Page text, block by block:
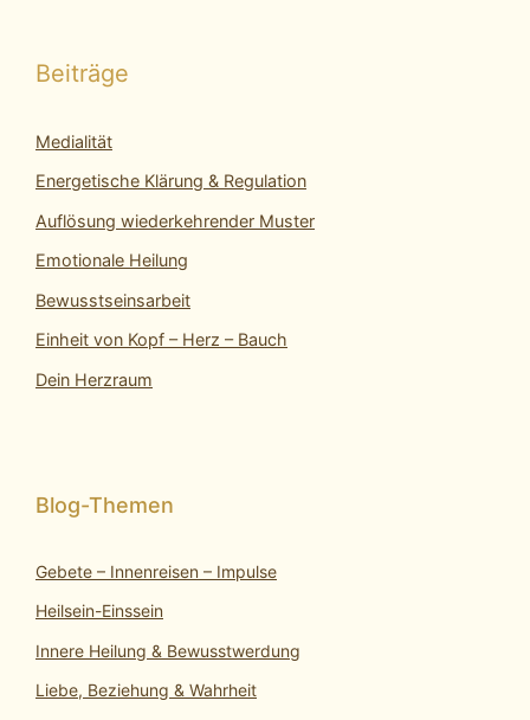
Beiträge
Medialität
Energetische Klärung & Regulation
Auflösung wiederkehrender Muster
Emotionale Heilung
Bewusstseinsarbeit
Einheit von Kopf – Herz – Bauch
Dein Herzraum
Gebete – Innenreisen – Impulse
Heilsein-Einssein
Innere Heilung & Bewusstwerdung
Liebe, Beziehung & Wahrheit